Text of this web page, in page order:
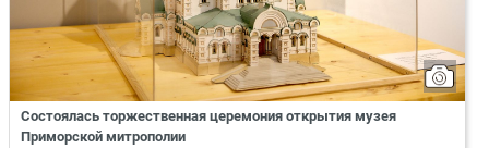
Состоялась торжественная церемония открытия музея
Приморской митрополии